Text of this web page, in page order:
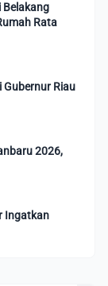
Belakang
Rata
Gubernur Riau
2026,
Ingatkan